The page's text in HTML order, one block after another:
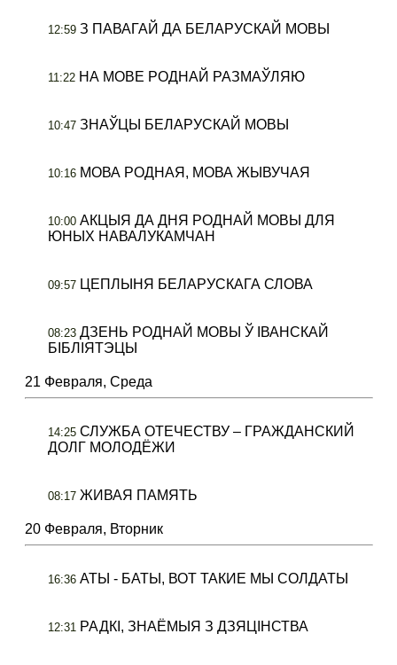
12:59 З ПАВАГАЙ ДА БЕЛАРУСКАЙ МОВЫ
11:22 НА МОВЕ РОДНАЙ РАЗМАЎЛЯЮ
10:47 ЗНАЎЦЫ БЕЛАРУСКАЙ МОВЫ
10:16 МОВА РОДНАЯ, МОВА ЖЫВУЧАЯ
10:00 АКЦЫЯ ДА ДНЯ РОДНАЙ МОВЫ ДЛЯ
ЮНЫХ НАВАЛУКАМЧАН
09:57 ЦЕПЛЫНЯ БЕЛАРУСКАГА СЛОВА
08:23 ДЗЕНЬ РОДНАЙ МОВЫ Ў ІВАНСКАЙ
БІБЛІЯТЭЦЫ
21 Февраля, Среда
14:25 СЛУЖБА ОТЕЧЕСТВУ – ГРАЖДАНСКИЙ
ДОЛГ МОЛОДЁЖИ
08:17 ЖИВАЯ ПАМЯТЬ
20 Февраля, Вторник
16:36 АТЫ - БАТЫ, ВОТ ТАКИЕ МЫ СОЛДАТЫ
12:31 РАДКІ, ЗНАЁМЫЯ З ДЗЯЦІНСТВА